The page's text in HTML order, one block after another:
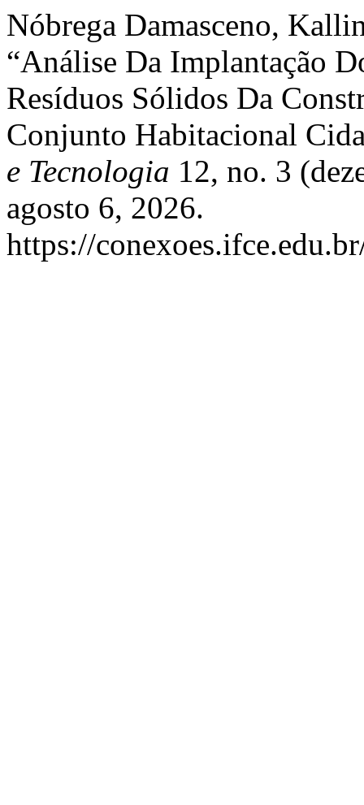
Nóbrega Damasceno,
“Análise Da Implantação
Resíduos Sólidos Da
Conjunto Habitacional
e Tecnologia 12, no. 3
agosto 6, 2026.
https://